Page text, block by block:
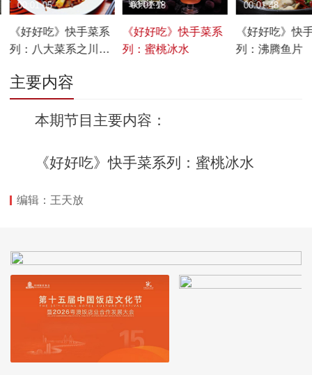
《好好吃》快手菜系
列：八大菜系之川菜
00:01:05
《好好吃》快手菜系
列：蜜桃冰水
00:01:18
《好好吃》快
列：沸腾鱼片
00:01:48
主要内容
本期节目主要内容：
《好好吃》快手菜系列：蜜桃冰水
编辑：王天放